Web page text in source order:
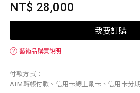
NT$ 28,000
我要訂購
？ 藝術品購買說明
付款方式：
ATM轉帳付款、信用卡線上刷卡、信用卡分期